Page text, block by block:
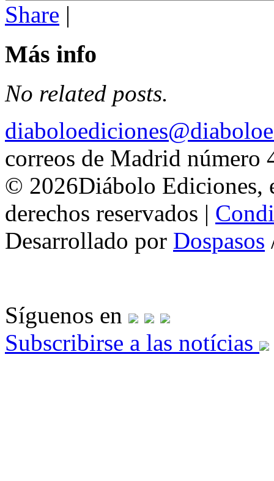
Share |
Más info
No related posts.
correos de Madrid número
© 2026Diábolo Ediciones,
derechos reservados |
Desarrollado por Dospasos
Síguenos en
Subscribirse a las notícias